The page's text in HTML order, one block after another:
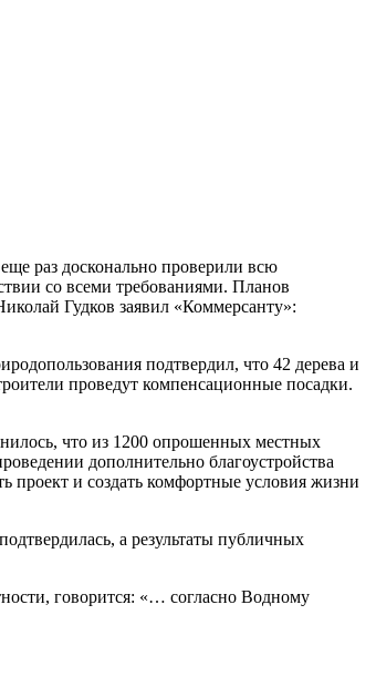
раз досконально проверили всю
со всеми требованиями. Планов
Гудков заявил «Коммерсанту»:
подтвердил, что 42 дерева и
проведут компенсационные посадки.
что из 1200 опрошенных местных
дополнительно благоустройства
проект и создать комфортные условия жизни
а результаты публичных
говорится: «… согласно Водному